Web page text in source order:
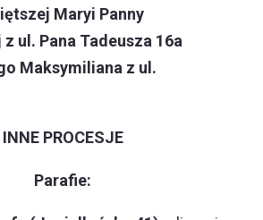
Maryi Panny
ul. Pana Tadeusza 16a
Maksymiliana z ul.
INNE PROCESJE
Parafie: